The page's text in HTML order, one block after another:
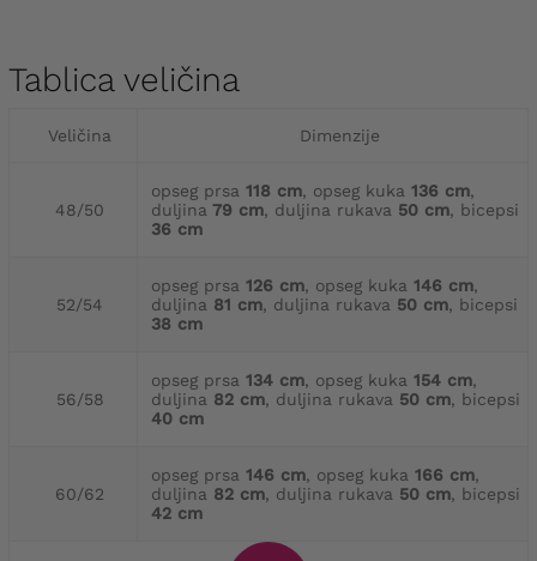
Tablica veličina
Veličina Dimenzije
48/50
opseg prsa 118 cm, opseg kuka 136 cm,
duljina 79 cm, duljina rukava 50 cm, bicepsi
36 cm
52/54
opseg prsa 126 cm, opseg kuka 146 cm,
duljina 81 cm, duljina rukava 50 cm, bicepsi
38 cm
56/58
opseg prsa 134 cm, opseg kuka 154 cm,
duljina 82 cm, duljina rukava 50 cm, bicepsi
40 cm
60/62
opseg prsa 146 cm, opseg kuka 166 cm,
duljina 82 cm, duljina rukava 50 cm, bicepsi
42 cm